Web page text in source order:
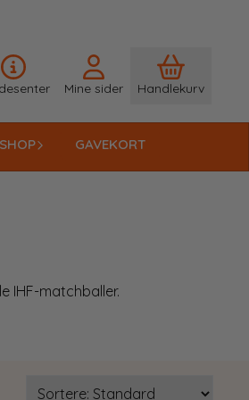
Mine sider Handlekurv
GAVEKORT
IHF-matchballer.